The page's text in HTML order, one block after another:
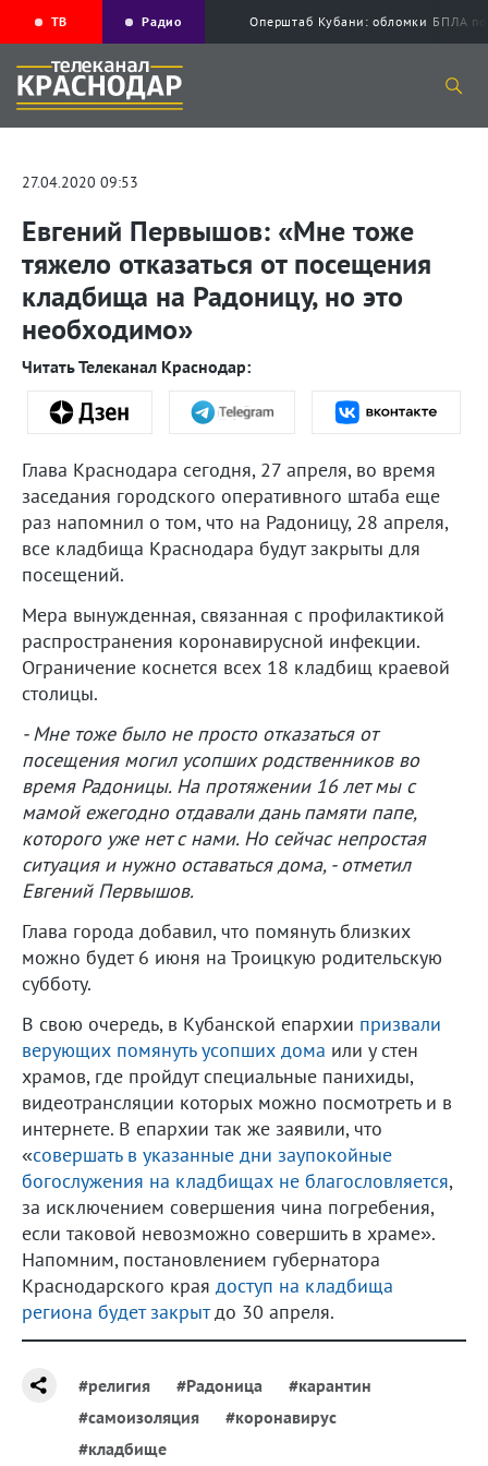
ТВ Радио Оперштаб Кубани: обломки БПЛА
27.04.2020 09:53
Евгений Первышов: «Мне тоже
тяжело отказаться от посещения
кладбища на Радоницу, но это
необходимо»
Читать Телеканал Краснодар:
Глава Краснодара сегодня, 27 апреля, во время
заседания городского оперативного штаба еще
раз напомнил о том, что на Радоницу, 28 апреля,
все кладбища Краснодара будут закрыты для
посещений.
Мера вынужденная, связанная с профилактикой
распространения коронавирусной инфекции.
Ограничение коснется всех 18 кладбищ краевой
столицы.
- Мне тоже было не просто отказаться от
посещения могил усопших родственников во
время Радоницы. На протяжении 16 лет мы с
мамой ежегодно отдавали дань памяти папе,
которого уже нет с нами. Но сейчас непростая
ситуация и нужно оставаться дома, - отметил
Евгений Первышов.
Глава города добавил, что помянуть близких
можно будет 6 июня на Троицкую родительскую
субботу.
В свою очередь, в Кубанской епархии призвали
верующих помянуть усопших дома или у стен
храмов, где пройдут специальные панихиды,
видеотрансляции которых можно посмотреть и в
интернете. В епархии так же заявили, что
«совершать в указанные дни заупокойные
богослужения на кладбищах не благословляется,
за исключением совершения чина погребения,
если таковой невозможно совершить в храме».
Напомним, постановлением губернатора
Краснодарского края доступ на кладбища
региона будет закрытдо 30 апреля.
#религия #Радоница
#карантин
#самоизоляция
#коронавирус
#кладбище